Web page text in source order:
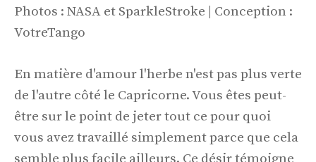
Photos : NASA et SparkleStroke | Conception :
VotreTango
En matière d'amour l'herbe n'est pas plus verte
de l'autre côté le Capricorne. Vous êtes peut-
être sur le point de jeter tout ce pour quoi
vous avez travaillé simplement parce que cela
semble plus facile ailleurs. Ce désir témoigne